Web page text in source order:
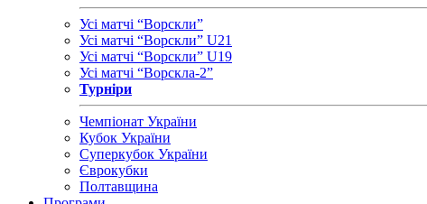
Усі матчі “Ворскли”
Усі матчі “Ворскли” U21
Усі матчі “Ворскли” U19
Усі матчі “Ворскла-2”
Турніри
Чемпіонат України
Кубок України
Суперкубок України
Єврокубки
Полтавщина